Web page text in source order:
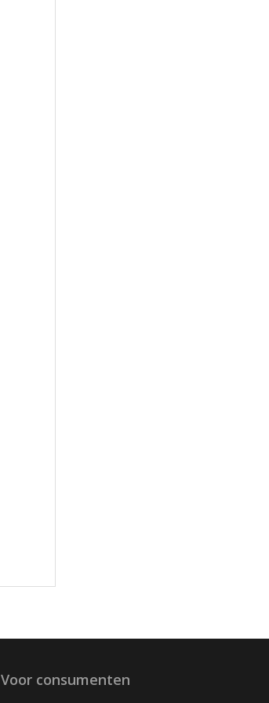
Voor consumenten